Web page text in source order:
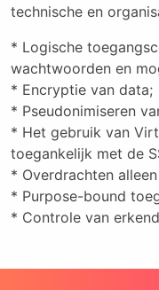
technische en
* Logische
wachtwoorden en
* Encryptie van data;
* Pseudonimiseren
* Het gebruik van
toegankelijk met de
* Overdrachten
* Purpose-bound
* Controle van